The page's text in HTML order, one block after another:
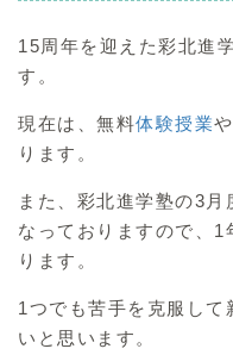
15周年を迎えた彩北進
す。
現在は、無料体験授業
ります。
また、彩北進学塾の3
なっておりますので、1
ります。
1つでも苦手を克服して
いと思います。